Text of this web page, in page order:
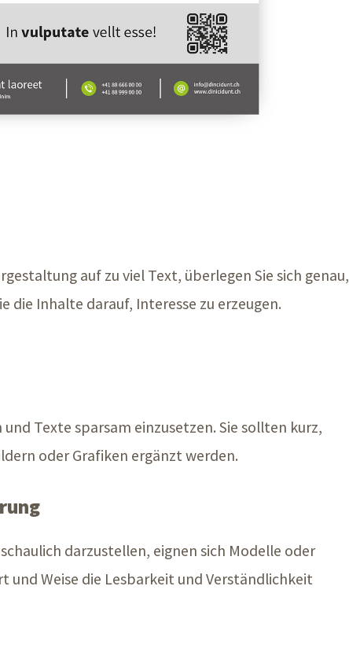
auf zu viel Text, überlegen Sie sich genau,
Inhalte darauf, Interesse zu erzeugen.
Texte sparsam einzusetzen. Sie sollten kurz,
oder Grafiken ergänzt werden.
darzustellen, eignen sich Modelle oder
und Weise die Lesbarkeit und Verständlichkeit